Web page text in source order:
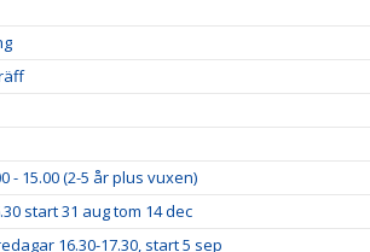
- 15.00 (2-5 år plus vuxen)
start 31 aug tom 14 dec
16.30-17.30, start 5 sep